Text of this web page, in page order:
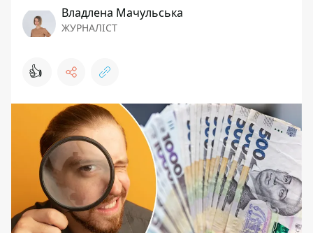
Владлена Мачульська
ЖУРНАЛІСТ
👍